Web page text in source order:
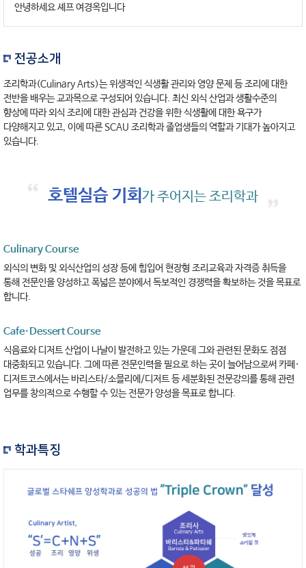
안녕하세요 셰프 여경옥입니다
디지털서울문화예술대학교 조리학과 음 일단 제가 나온 학교고요
Q. 오늘 특강 주제?
자 오늘은 제가 중식을 두 가지 요리를 선보일건데요
고추잡채랑 마파두부인데 아주 쉽게 풀어줄 수 있는 쉽게 만들 수 있는 그런
조리법을 학생 여러분들게 알려드릴 생각입니다
디지털서울문화예술대학교
전공소개
조리학과(Culinary Arts)는 위생적인 식생활 관리와 영양 문제 등 조리에 대한
전반을 배우는 교과목으로 구성되어 있습니다. 최신 외식 산업과 생활수준의
향상에 따라 외식 조리에 대한 관심과 건강을 위한 식생활에 대한 욕구가
다양해지고 있고, 이에 따른 SCAU 조리학과 졸업생들의 역할과 기대가 높아지고
있습니다.
호텔실습 기회 가 주어지는 조리학과
Culinary Course
외식의 변화 및 외식산업의 성장 등에 힘입어 현장형 조리교육과 자격증 취득을
통해 전문인을 양성하고 폭넓은 분야에서 독보적인 경쟁력을 확보하는 것을 목표로
합니다.
Cafe·Dessert Course
식음료와 디저트 산업이 나날이 발전하고 있는 가운데 그와 관련된 문화도 점점
대중화되고 있습니다. 그에 따른 전문인력을 필요로 하는 곳이 늘어남으로써 카페·
디저트코스에서는 바리스타/소믈리에/디저트 등 세분화된 전문강의를 통해 관련
업무를 창의적으로 수행할 수 있는 전문가 양성을 목표로 합니다.
학과특징